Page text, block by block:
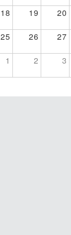
18 19 20
25 26 27
1 2 3